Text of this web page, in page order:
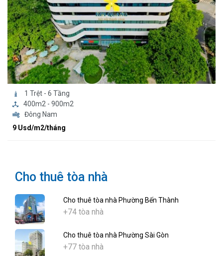
1 Trệt - 6 Tầng
400m2 - 900m2
Đông Nam
9 Usd/m2/tháng
Cho thuê tòa nhà
Cho thuê tòa nhà Phường Bến Thành
+74 tòa nhà
Cho thuê tòa nhà Phường Sài Gòn
+77 tòa nhà